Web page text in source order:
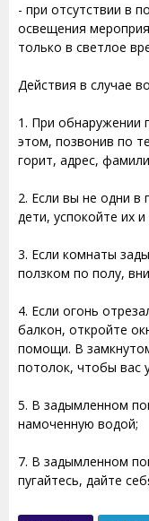
- при отсутствии в
освещения
только в светлое
Действия в случае
1. При обнаружении
этом, позвонив по
горит, адрес,
2. Если вы не одни в
дети, успокойте их
3. Если комнаты
ползком по полу,
4. Если огонь
балкон, откройте
помощи. В
потолок, чтобы вас
5. В задымленном
намоченную водой;
7. В задымленном
пугайтесь, дайте